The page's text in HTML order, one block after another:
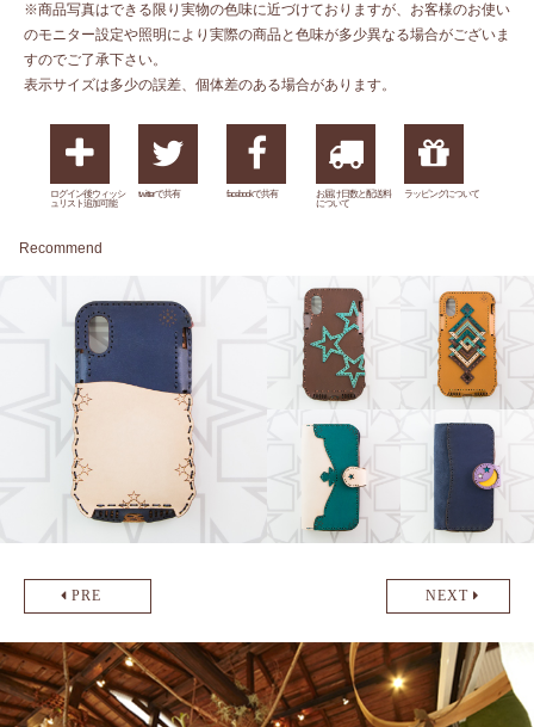
※商品写真はできる限り実物の色味に近づけておりますが、お客様のお使い
のモニター設定や照明により実際の商品と色味が多少異なる場合がございま
すのでご了承下さい。
表示サイズは多少の誤差、個体差のある場合があります。
ログイン後ウィッシ
ュリスト追加可能
twitterで共有 facebookで共有
お届け日数と配送料
について
ラッピングについて
Recommend